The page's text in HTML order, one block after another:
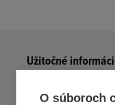
Užitočné
Nákup v All4Men.sk
O súboroch